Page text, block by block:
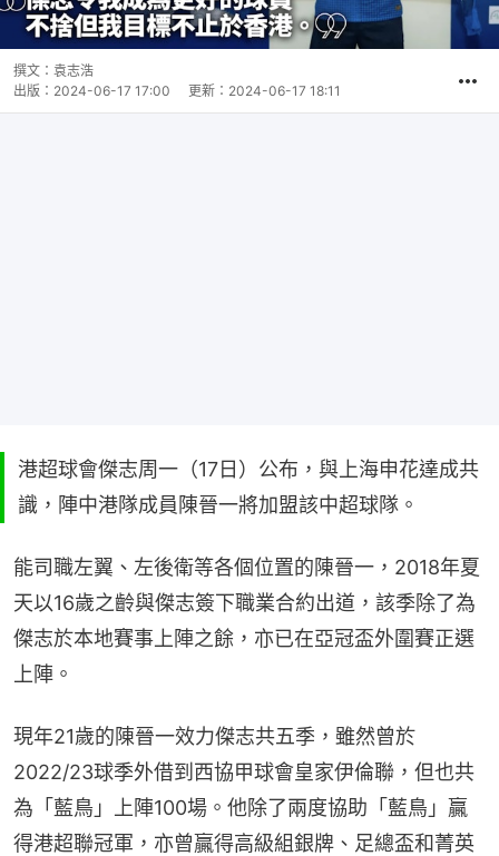
撰文： 袁志浩
出版： 2024-06-17 17:00 更新： 2024-06-17 18:11
港超球會傑志周一（17日）公布，與上海申花達成共
識，陣中港隊成員陳晉一將加盟該中超球隊。
能司職左翼、左後衛等各個位置的陳晉一，2018年夏
天以16歲之齡與傑志簽下職業合約出道，該季除了為
傑志於本地賽事上陣之餘，亦已在亞冠盃外圍賽正選
上陣。
現年21歲的陳晉一效力傑志共五季，雖然曾於
2022/23球季外借到西協甲球會皇家伊倫聯，但也共
為「藍鳥」上陣100場。他除了兩度協助「藍鳥」贏
得港超聯冠軍，亦曾贏得高級組銀牌、足總盃和菁英